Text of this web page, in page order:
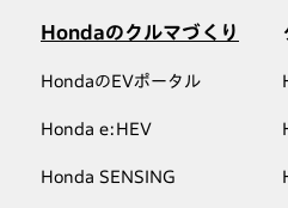
Hondaのクルマづくり
HondaのEVポータル
Honda e:HEV
Honda SENSING